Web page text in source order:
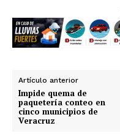
Artículo anterior
Impide quema de
paquetería conteo en
cinco municipios de
Veracruz